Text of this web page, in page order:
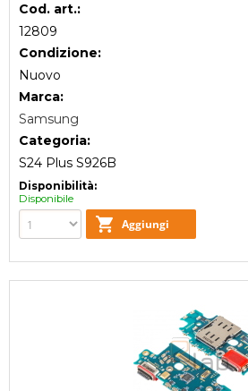
Cod. art.:
12809
Condizione:
Nuovo
Marca:
Samsung
Categoria:
S24 Plus S926B
Disponibilità:
Disponibile